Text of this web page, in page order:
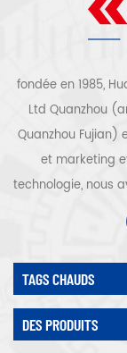
fondée en 1985,
Ltd Quanzhou
Quanzhou
et marketing
technologie, nous
ETL 、 CQC
certification
types de
Notre entreprise
moulage de
le moteur
TAGS CHAUDS
DES PRODUITS